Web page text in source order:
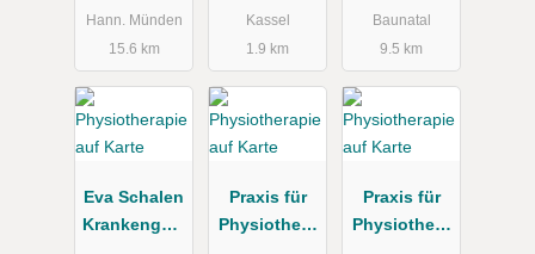
Hann. Münden
15.6 km
Kassel
1.9 km
Baunatal
9.5 km
Eva Schalen
Krankengym
Praxis für
Physiothera
Praxis für
Physiothera